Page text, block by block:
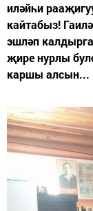
иләйһи
кайтабыз!
эшләп
җире нурлы
каршы алсын...